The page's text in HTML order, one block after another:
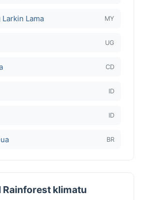
Larkin Lama MY
UG
CD
ID
ID
BR
Rainforest klimatu